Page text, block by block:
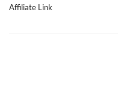
Affiliate Link